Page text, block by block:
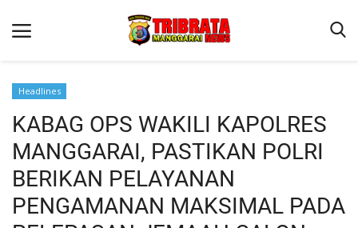
Beranda
Binkam
Kapolres Manggarai Imbau Masyarakat Waspada Cuaca
Kapolres Manggarai Imbau Masyarakat Waspada Cuaca
Headlines
KABAG OPS WAKILI KAPOLRES
MANGGARAI, PASTIKAN POLRI
BERIKAN PELAYANAN
PENGAMANAN MAKSIMAL PADA